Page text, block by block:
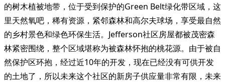
的树木植被地带，位于受到保护的Green Belt绿化带区域，这
里天然氧吧，稀有资源，紧邻森林和高尔夫球场，享受最自然
的乡村景色和绿色环保生活。Jefferson社区房屋都被茂密森
林紧密围绕，整个区域堪称为被森林怀抱的桃花源。由于被自
然保护区环抱，经过近10年的开发，现在已经没有可供开发
的土地了，所以未来这个社区的新房子供应量非常有限，未来